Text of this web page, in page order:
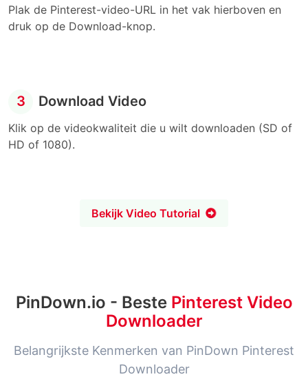
Plak de Pinterest-video-URL in het vak hierboven en
druk op de Download-knop.
3 Download Video
Klik op de videokwaliteit die u wilt downloaden (SD of
HD of 1080).
Bekijk Video Tutorial
PinDown.io - Beste Pinterest Video
Downloader
Belangrijkste Kenmerken van PinDown Pinterest
Downloader